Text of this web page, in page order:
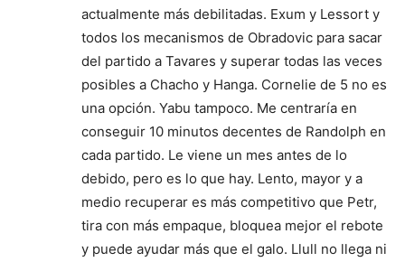
actualmente más debilitadas. Exum y Lessort y
todos los mecanismos de Obradovic para sacar
del partido a Tavares y superar todas las veces
posibles a Chacho y Hanga. Cornelie de 5 no es
una opción. Yabu tampoco. Me centraría en
conseguir 10 minutos decentes de Randolph en
cada partido. Le viene un mes antes de lo
debido, pero es lo que hay. Lento, mayor y a
medio recuperar es más competitivo que Petr,
tira con más empaque, bloquea mejor el rebote
y puede ayudar más que el galo. Llull no llega ni